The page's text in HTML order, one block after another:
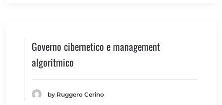
Governo cibernetico e management
algoritmico
by Ruggero Cerino